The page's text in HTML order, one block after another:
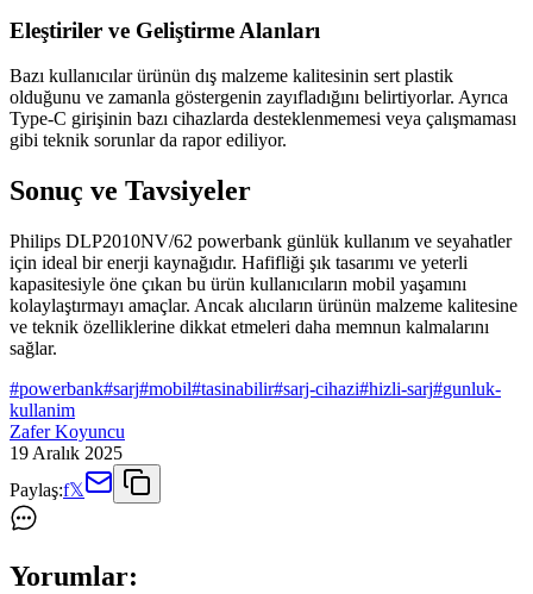
Eleştiriler ve Geliştirme Alanları
Bazı kullanıcılar ürünün dış malzeme kalitesinin sert plastik
olduğunu ve zamanla göstergenin zayıfladığını belirtiyorlar. Ayrıca
Type-C girişinin bazı cihazlarda desteklenmemesi veya çalışmaması
gibi teknik sorunlar da rapor ediliyor.
Sonuç ve Tavsiyeler
Philips DLP2010NV/62 powerbank günlük kullanım ve seyahatler
için ideal bir enerji kaynağıdır. Hafifliği şık tasarımı ve yeterli
kapasitesiyle öne çıkan bu ürün kullanıcıların mobil yaşamını
kolaylaştırmayı amaçlar. Ancak alıcıların ürünün malzeme kalitesine
ve teknik özelliklerine dikkat etmeleri daha memnun kalmalarını
sağlar.
#powerbank#sarj#mobil#tasinabilir#sarj-cihazi#hizli-sarj#gunluk-
kullanim
Zafer Koyuncu
19 Aralık 2025
Paylaş:f𝕏
Yorumlar: